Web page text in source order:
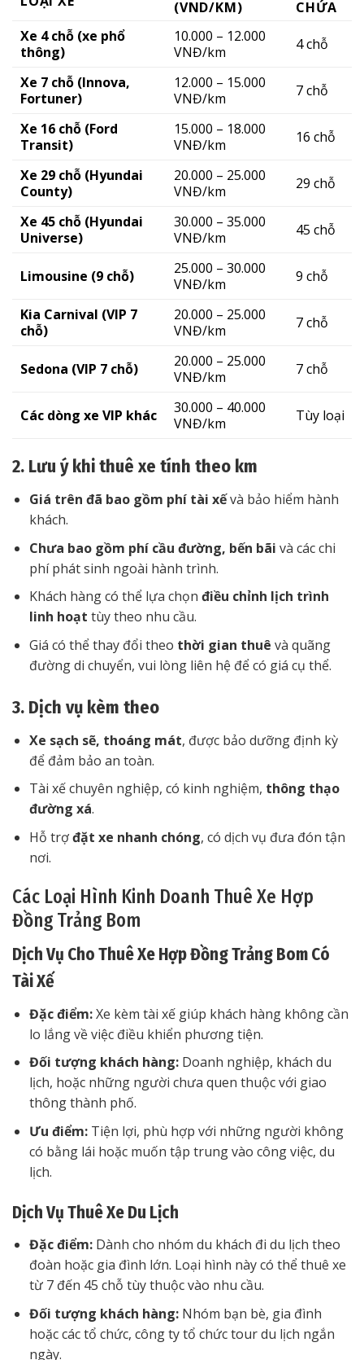
(VND/KM)
CHỨA
Xe 4 chỗ (xe phổ
thông)
10.000 – 12.000
VNĐ/km
4 chỗ
Xe 7 chỗ (Innova,
Fortuner)
12.000 – 15.000
VNĐ/km
7 chỗ
Xe 16 chỗ (Ford
Transit)
15.000 – 18.000
VNĐ/km
16 chỗ
Xe 29 chỗ (Hyundai
County)
20.000 – 25.000
VNĐ/km
29 chỗ
Xe 45 chỗ (Hyundai
Universe)
30.000 – 35.000
VNĐ/km
45 chỗ
Limousine (9 chỗ)
25.000 – 30.000
VNĐ/km
9 chỗ
Kia Carnival (VIP 7
chỗ)
20.000 – 25.000
VNĐ/km
7 chỗ
Sedona (VIP 7 chỗ)
20.000 – 25.000
VNĐ/km
7 chỗ
Các dòng xe VIP khác
30.000 – 40.000
VNĐ/km
Tùy loại
2. Lưu ý khi thuê xe tính theo km
Giá trên đã bao gồm phí tài xếvà bảo hiểm hành
khách.
Chưa bao gồm phí cầu đường, bến bãi và các chi
phí phát sinh ngoài hành trình.
Khách hàng có thể lựa chọn điều chỉnh lịch trình
linh hoạt tùy theo nhu cầu.
Giá có thể thay đổi theo thời gian thuê và quãng
đường di chuyển, vui lòng liên hệ để có giá cụ thể.
3. Dịch vụ kèm theo
Xe sạch sẽ, thoáng mát, được bảo dưỡng định kỳ
để đảm bảo an toàn.
Tài xế chuyên nghiệp, có kinh nghiệm, thông thạo
đường xá.
Hỗ trợđặt xe nhanh chóng, có dịch vụ đưa đón tận
nơi.
Các Loại Hình Kinh Doanh Thuê Xe Hợp
Đồng Trảng Bom
Dịch Vụ Cho Thuê Xe Hợp Đồng Trảng Bom Có
Tài Xế
Đặc điểm:Xe kèm tài xế giúp khách hàng không cần
lo lắng về việc điều khiển phương tiện.
Đối tượng khách hàng:Doanh nghiệp, khách du
lịch, hoặc những người chưa quen thuộc với giao
thông thành phố.
Ưu điểm:Tiện lợi, phù hợp với những người không
có bằng lái hoặc muốn tập trung vào công việc, du
lịch.
Dịch Vụ Thuê Xe Du Lịch
Đặc điểm:Dành cho nhóm du khách đi du lịch theo
đoàn hoặc gia đình lớn. Loại hình này có thể thuê xe
từ 7 đến 45 chỗ tùy thuộc vào nhu cầu.
Đối tượng khách hàng:Nhóm bạn bè, gia đình
hoặc các tổ chức, công ty tổ chức tour du lịch ngắn
ngày.